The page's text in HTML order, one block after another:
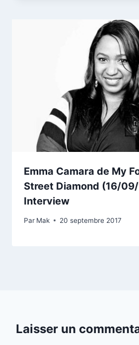
Emma Camara de My
Street Diamond (16/09/
Interview
Par Mak 20 septembre 2017
Laisser un